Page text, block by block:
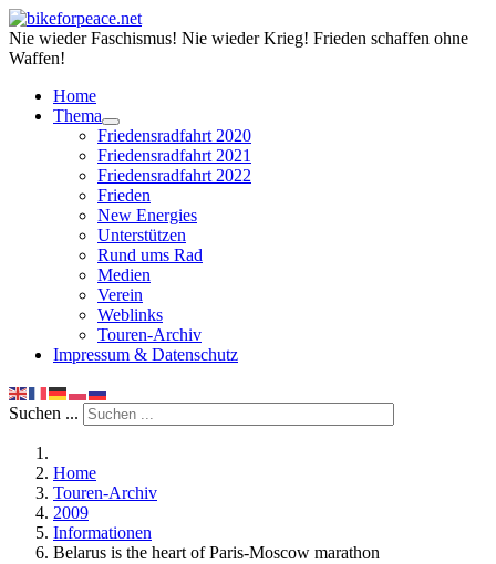
Nie wieder Faschismus! Nie wieder Krieg! Frieden schaffen ohne
Waffen!
Home
Thema
Friedensradfahrt 2020
Friedensradfahrt 2021
Friedensradfahrt 2022
Frieden
New Energies
Unterstützen
Rund ums Rad
Medien
Verein
Weblinks
Touren-Archiv
Impressum & Datenschutz
Suchen ...
Home
Touren-Archiv
2009
Informationen
Belarus is the heart of Paris-Moscow marathon